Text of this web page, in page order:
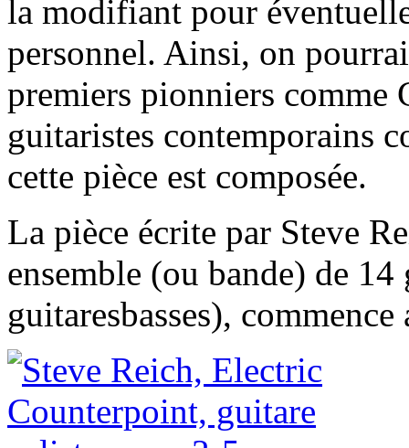
la modifiant pour
personnel. Ainsi, on
premiers pionniers comme
guitaristes contemporains
cette pièce est composée.
La pièce écrite par Steve
ensemble (ou bande) de
guitaresbasses),